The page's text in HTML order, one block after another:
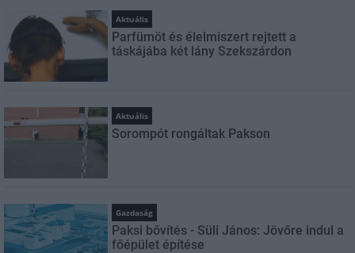
Aktuális
Parfümöt és élelmiszert rejtett a
táskájába két lány Szekszárdon
Aktuális
Sorompót rongáltak Pakson
Gazdaság
Paksi bővítés - Süli János: Jövőre indul a
főépület építése